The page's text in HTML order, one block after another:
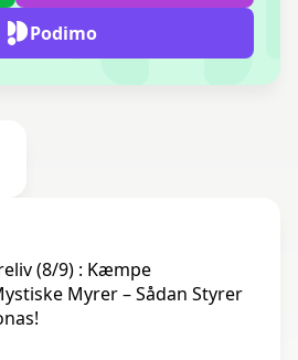
Podimo
(8/9) : Kæmpe
Myrer – Sådan Styrer